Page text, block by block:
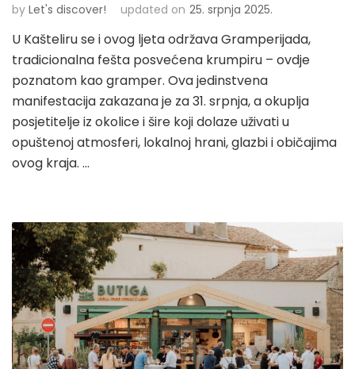
by Let's discover! updated on 25. srpnja 2025.
U Kašteliru se i ovog ljeta održava Gramperijada,
tradicionalna fešta posvećena krumpiru – ovdje
poznatom kao gramper. Ova jedinstvena
manifestacija zakazana je za 31. srpnja, a okuplja
posjetitelje iz okolice i šire koji dolaze uživati u
opuštenoj atmosferi, lokalnoj hrani, glazbi i običajima
ovog kraja. …